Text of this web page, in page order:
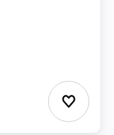
Ajouter